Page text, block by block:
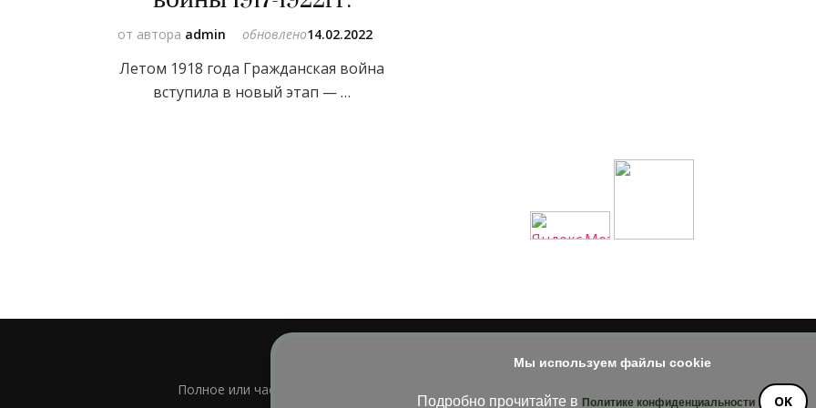
от автора admin обновлено14.02.2022
Летом 1918 года Гражданская война
вступила в новый этап — …
Мы используем файлы cookie
Подробно прочитайте в Политике конфиденциальности OK
© 2014 - 2026
Полное или частичное использование материала допускается только при наличии активной и